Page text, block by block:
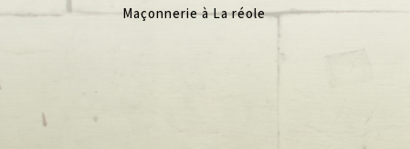
Maçonnerie à La réole